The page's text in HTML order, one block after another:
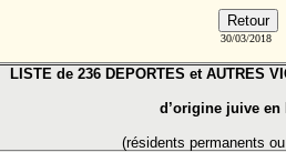
30/03/2018
LISTE de 236 DEPORTES et AUTRES
d’origine juive en
(résidents permanents